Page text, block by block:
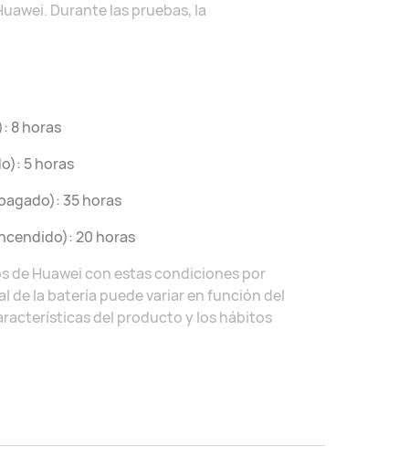
Durante las pruebas, la
8 horas
5 horas
35 horas
20 horas
de Huawei con estas condiciones por
de la batería puede variar en función del
del producto y los hábitos